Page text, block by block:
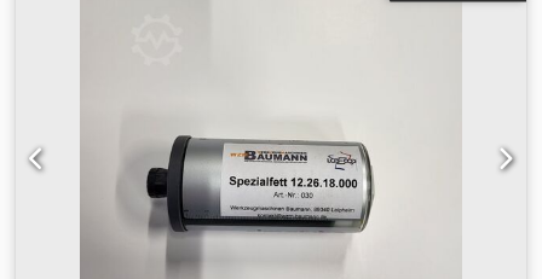
9600 Hersteller: LGB France Typ: R12070SM Baujahr: 2009
X - Achse: 1320mm Y - Achse: 730mm Z - Achse: 480mm
Tischlänge: 1200mm Tischbreite: 700mm Tischbelastung:
1400 Abmessung Schleifstein:350 x 50 x 127mm Leistung:
16kW Drehzahl: 1500Rpm Länge: 3500mm Breite: 1875mm
Höhe: 2250mm Gewicht: 4500kg Bitte beachten Sie: Die